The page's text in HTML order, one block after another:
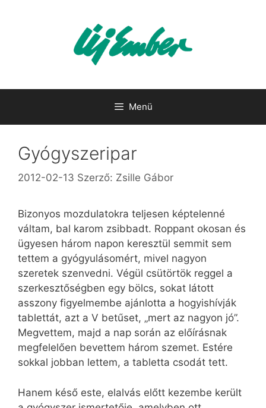
Menü
Gyógyszeripar
2012-02-13 Szerző: Zsille Gábor
Bizonyos mozdulatokra teljesen képtelenné
váltam, bal karom zsibbadt. Roppant okosan és
ügyesen három napon keresztül semmit sem
tettem a gyógyulásomért, mivel nagyon
szeretek szenvedni. Végül csütörtök reggel a
szerkesztőségben egy bölcs, sokat látott
asszony figyelmembe ajánlotta a hogyishívják
tablettát, azt a V betűset, „mert az nagyon jó”.
Megvettem, majd a nap során az előírásnak
megfelelően bevettem három szemet. Estére
sokkal jobban lettem, a tabletta csodát tett.
Hanem késő este, elalvás előtt kezembe került